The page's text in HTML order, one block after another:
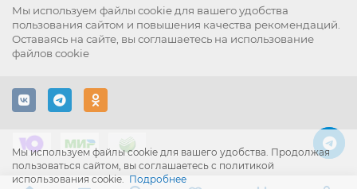
Мы используем файлы cookie для вашего удобства. Продолжая
пользоваться сайтом, вы соглашаетесь с политикой
использования cookie. Подробнее
Мы используем файлы cookie для вашего удобства
пользования сайтом и повышения качества рекомендаций.
Оставаясь на сайте, вы соглашаетесь на использование
файлов cookie